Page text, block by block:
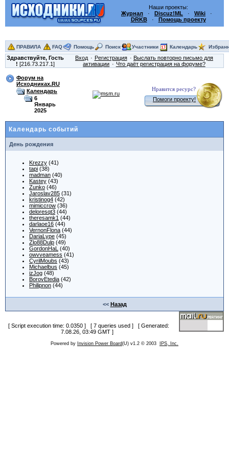
Наши проекты:
Журнал · Discuz!ML · Wiki ·
DRKB· Помощь проекту
ПРАВИЛА FAQ Помощь Поиск Участники Календарь
Здравствуйте, Гость
! [216.73.217.1]
Вход Регистрация
Выслать повторно письмо для
активации
Что даёт регистрация на форуме?
Форум на
Исходниках.RU
Календарь
6
Январь
2025
Нравится ресурс?
Помоги проекту!
Календарь событий
День рождения
Krezzy (41)
tapi (38)
madman (40)
Kastey (43)
Zunko (46)
Jaroslav285 (31)
kristinog4 (42)
mimiccrow (36)
deloresqt3 (44)
theresamk1 (44)
darlaoe16 (44)
VernonFlona (44)
DariaLype (45)
Zlo88Dulp (49)
GordonHaL (40)
owvveamess (41)
CyrilMoubs (43)
Michaelbus (45)
izJog (48)
BorovEtedia (42)
Philipnon (44)
<< Назад
[ Script execution time: 0.0350 ] [ 7 queries used ] [ Generated:
7.08.26, 03:49 GMT ]
Powered by Invision Power Board(U) v1.2 © 2003 IPS, Inc.